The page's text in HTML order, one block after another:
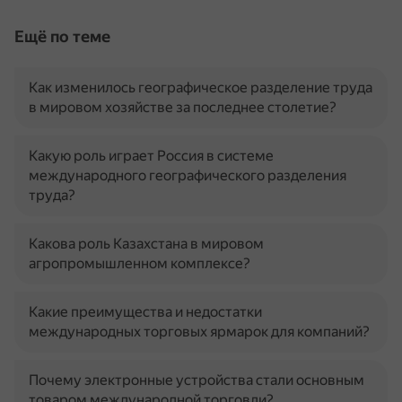
Ещё по теме
Как изменилось географическое разделение труда
в мировом хозяйстве за последнее столетие?
Какую роль играет Россия в системе
международного географического разделения
труда?
Какова роль Казахстана в мировом
агропромышленном комплексе?
Какие преимущества и недостатки
международных торговых ярмарок для компаний?
Почему электронные устройства стали основным